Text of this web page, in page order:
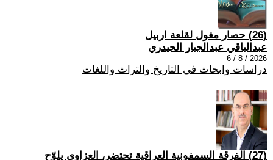
(26) حصار مغول لقلعة اربيل
عبدالباقي عبدالجبار الحيدري
2026 / 8 / 6
دراسات وابحاث في التاريخ والتراث واللغات
(27) الفرقة السمفونية العراقية تحتضر، العزاوي يلوّح